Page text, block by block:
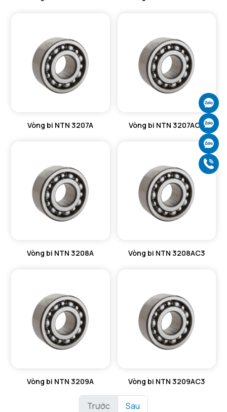
Vòng bi NTN 3207A Vòng bi NTN 3207AC3
Vòng bi NTN 3208A Vòng bi NTN 3208AC3
Vòng bi NTN 3209A Vòng bi NTN 3209AC3
Trước Sau